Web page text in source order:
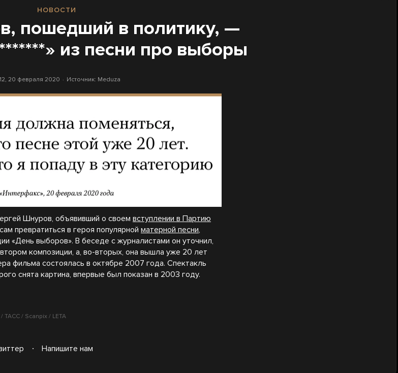
НОВОСТИ
пошедший в политику, —
из песни про выборы
20 февраля 2020 Источник: Meduza
Шнуров, объявивший о своем вступлении в Партию
превратиться в героя популярной матерной песни,
«День выборов». В беседе с журналистами он уточнил,
композиции, а, во-вторых, она вышла уже 20 лет
фильма состоялась в октябре 2007 года. Спектакль
снята картина, впервые был показан в 2003 году.
ТАСС / Scanpix / LETA
Напишите нам